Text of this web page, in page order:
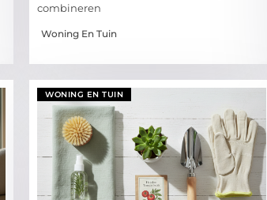
combineren
Woning En Tuin
WONING EN TUIN